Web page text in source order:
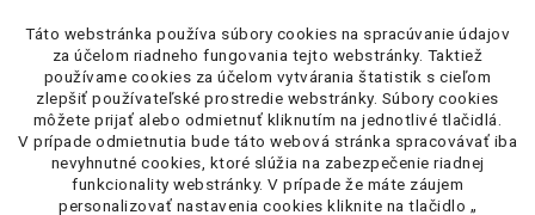
Táto webstránka používa súbory cookies na spracúvanie údajov
za účelom riadneho fungovania tejto webstránky. Taktiež
používame cookies za účelom vytvárania štatistik s cieľom
zlepšiť používateľské prostredie webstránky. Súbory cookies
môžete prijať alebo odmietnuť kliknutím na jednotlivé tlačidlá.
V prípade odmietnutia bude táto webová stránka spracovávať iba
nevyhnutné cookies, ktoré slúžia na zabezpečenie riadnej
funkcionality webstránky. V prípade že máte záujem
personalizovať nastavenia cookies kliknite na tlačidlo „